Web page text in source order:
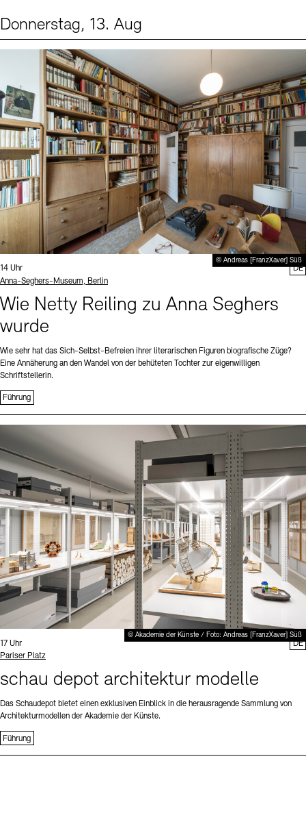
Donnerstag, 13. Aug
© Andreas [FranzXaver] Süß
Uhrzeit:
14 Uhr
Standort
Anna-Seghers-Museum, Berlin
Wie Netty Reiling zu Anna Seghers
wurde
Wie sehr hat das Sich-Selbst-Befreien ihrer literarischen Figuren biografische Züge?
Eine Annäherung an den Wandel von der behüteten Tochter zur eigenwilligen
Schriftstellerin.
Führung
DE
© Akademie der Künste / Foto: Andreas [FranzXaver] Süß
Uhrzeit:
17 Uhr
Standort
Pariser Platz
schau depot architektur modelle
Das Schaudepot bietet einen exklusiven Einblick in die herausragende Sammlung von
Architekturmodellen der Akademie der Künste.
Führung
DE